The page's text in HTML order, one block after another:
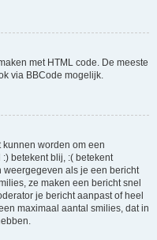
met HTML code. De meeste
via BBCode mogelijk.
worden om een
betekent blij, :( betekent
als je een bericht
ze maken een bericht snel
je bericht aanpast of heel
maximaal aantal smilies, dat in